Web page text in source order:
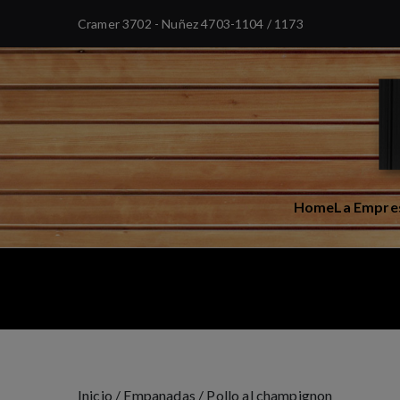
Cramer 3702 - Nuñez4703-1104 / 1173
HomeLa
Inicio / Empanadas / Pollo al champignon